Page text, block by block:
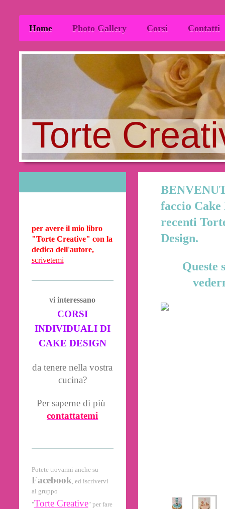
Home Photo Gallery Corsi Contatti
Torte
faccio
recenti
Design.
Queste
per avere il mio libro
"Torte Creative" con la
dedica dell'autore,
scrivetemi
vi interessano
CORSI
INDIVIDUALI DI
CAKE DESIGN
da tenere nella vostra
cucina?
Per saperne di più
contattatemi
Potete trovarmi anche su
Facebook , ed iscrivervi
al gruppo
"Torte Creative" per fare